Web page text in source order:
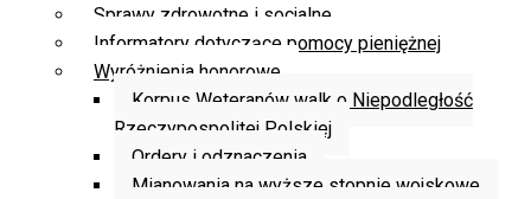
Sprawy zdrowotne i socjalne
Informatory dotyczące pomocy pieniężnej
Wyróżnienia honorowe
Korpus Weteranów walk o Niepodległość
Rzeczypospolitej Polskiej
Ordery i odznaczenia
Mianowania na wyższe stopnie wojskowe